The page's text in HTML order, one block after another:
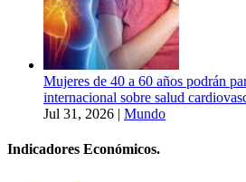
Mujeres de 40 a 60 años podrán
internacional sobre salud
Jul 31, 2026 | Mundo
Indicadores Económicos.